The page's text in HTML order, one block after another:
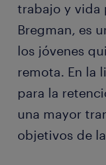
trabajo y vida
Bregman, es
los jóvenes
remota. En la
para la
una mayor
objetivos de